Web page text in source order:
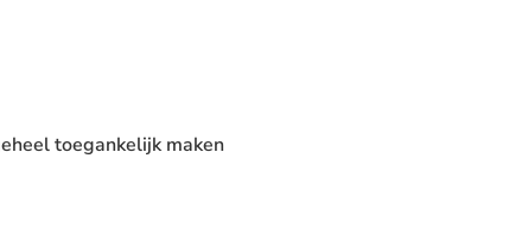
toegankelijk maken